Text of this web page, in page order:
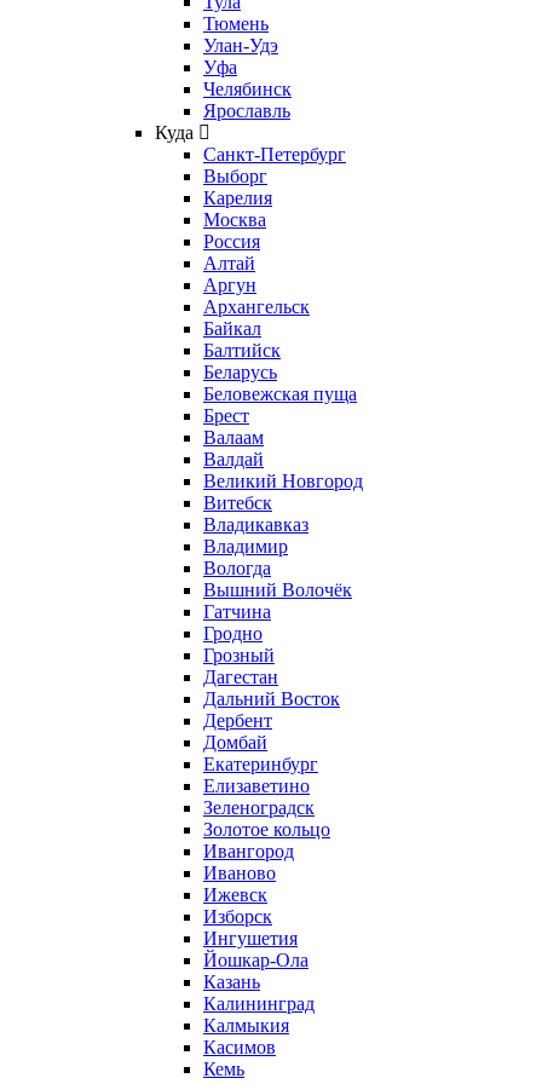
Тюмень
Улан-Удэ
Уфа
Челябинск
Ярославль
Куда
Санкт-Петербург
Выборг
Карелия
Москва
Россия
Алтай
Аргун
Архангельск
Байкал
Балтийск
Беларусь
Беловежская пуща
Брест
Валаам
Валдай
Великий Новгород
Витебск
Владикавказ
Владимир
Вологда
Вышний Волочёк
Гатчина
Гродно
Грозный
Дагестан
Дальний Восток
Дербент
Домбай
Екатеринбург
Елизаветино
Зеленоградск
Золотое кольцо
Ивангород
Иваново
Ижевск
Изборск
Ингушетия
Йошкар-Ола
Казань
Калининград
Калмыкия
Касимов
Кемь